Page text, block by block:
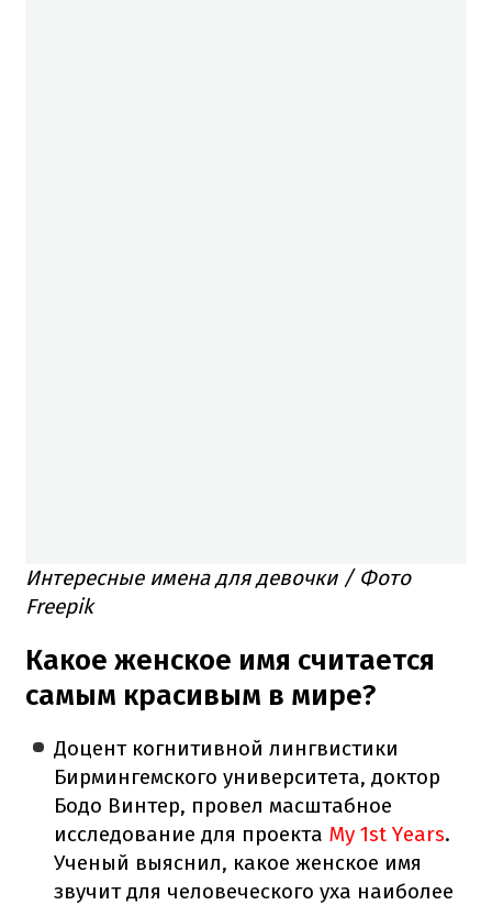
Интересные имена для девочки / Фото
Freepik
Какое женское имя считается
самым красивым в мире?
Доцент когнитивной лингвистики
Бирмингемского университета, доктор
Бодо Винтер, провел масштабное
исследование для проекта My 1st Years.
Ученый выяснил, какое женское имя
звучит для человеческого уха наиболее